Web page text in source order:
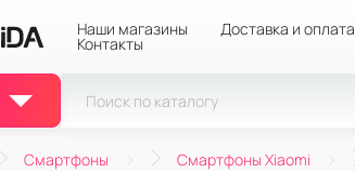
Наши магазины Доставка и оплата
Контакты
Смартфоны Смартфоны Xiaomi